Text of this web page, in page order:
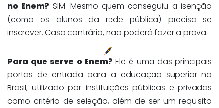
no Enem? SIM! Mesmo quem conseguiu a isenção
(como os alunos da rede pública) precisa se
inscrever. Caso contrário, não poderá fazer a prova.
Para que serve o Enem?Ele é uma das principais
portas de entrada para a educação superior no
Brasil, utilizado por instituições públicas e privadas
como critério de seleção, além de ser um requisito